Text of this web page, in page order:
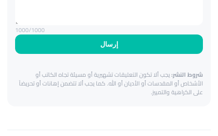
إرسال
1000/1000
شروط النشر:يجب ألا تكون التعليقات تشهيرية أو مسيئة تجاه الكاتب أو
الأشخاص أو المقدسات أو الأديان أو الله. كما يجب ألا تتضمن إهانات أو تحريضاً
على الكراهية والتمييز.